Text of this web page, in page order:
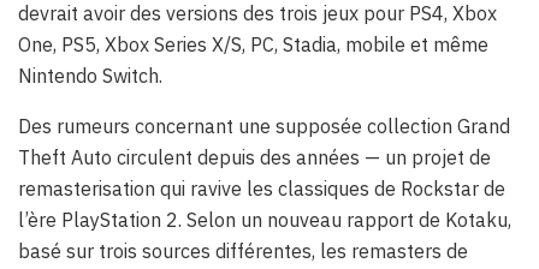
devrait avoir des versions des trois jeux pour PS4, Xbox
One, PS5, Xbox Series X/S, PC, Stadia, mobile et même
Nintendo Switch.
Des rumeurs concernant une supposée collection Grand
Theft Auto circulent depuis des années — un projet de
remasterisation qui ravive les classiques de Rockstar de
l’ère PlayStation 2. Selon un nouveau rapport de Kotaku,
basé sur trois sources différentes, les remasters de